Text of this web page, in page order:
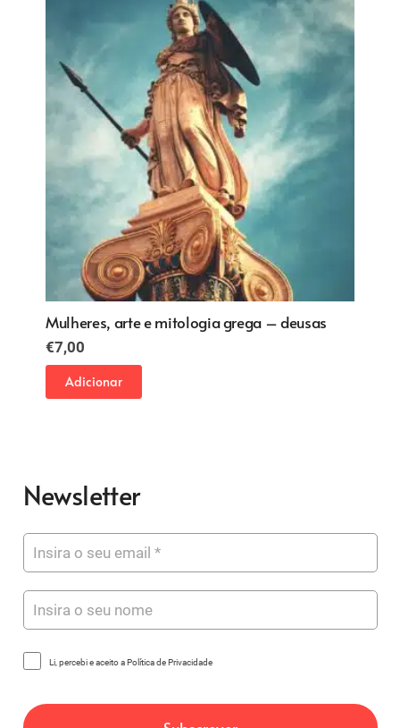
Mulheres, arte e mitologia grega – deusas
€7,00
Adicionar
Newsletter
Li, percebi e aceito a Política de Privacidade